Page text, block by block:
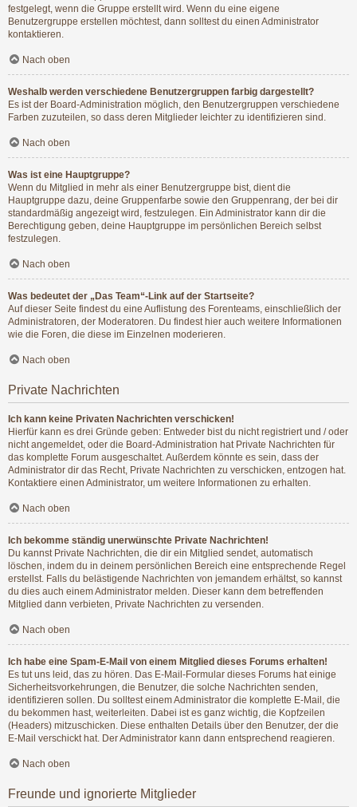
festgelegt, wenn die Gruppe erstellt wird. Wenn du eine eigene
Benutzergruppe erstellen möchtest, dann solltest du einen Administrator
kontaktieren.
Nach oben
Weshalb werden verschiedene Benutzergruppen farbig dargestellt?
Es ist der Board-Administration möglich, den Benutzergruppen verschiedene
Farben zuzuteilen, so dass deren Mitglieder leichter zu identifizieren sind.
Nach oben
Was ist eine Hauptgruppe?
Wenn du Mitglied in mehr als einer Benutzergruppe bist, dient die
Hauptgruppe dazu, deine Gruppenfarbe sowie den Gruppenrang, der bei dir
standardmäßig angezeigt wird, festzulegen. Ein Administrator kann dir die
Berechtigung geben, deine Hauptgruppe im persönlichen Bereich selbst
festzulegen.
Nach oben
Was bedeutet der „Das Team“-Link auf der Startseite?
Auf dieser Seite findest du eine Auflistung des Forenteams, einschließlich der
Administratoren, der Moderatoren. Du findest hier auch weitere Informationen
wie die Foren, die diese im Einzelnen moderieren.
Nach oben
Private Nachrichten
Ich kann keine Privaten Nachrichten verschicken!
Hierfür kann es drei Gründe geben: Entweder bist du nicht registriert und / oder
nicht angemeldet, oder die Board-Administration hat Private Nachrichten für
das komplette Forum ausgeschaltet. Außerdem könnte es sein, dass der
Administrator dir das Recht, Private Nachrichten zu verschicken, entzogen hat.
Kontaktiere einen Administrator, um weitere Informationen zu erhalten.
Nach oben
Ich bekomme ständig unerwünschte Private Nachrichten!
Du kannst Private Nachrichten, die dir ein Mitglied sendet, automatisch
löschen, indem du in deinem persönlichen Bereich eine entsprechende Regel
erstellst. Falls du belästigende Nachrichten von jemandem erhältst, so kannst
du dies auch einem Administrator melden. Dieser kann dem betreffenden
Mitglied dann verbieten, Private Nachrichten zu versenden.
Nach oben
Ich habe eine Spam-E-Mail von einem Mitglied dieses Forums erhalten!
Es tut uns leid, das zu hören. Das E-Mail-Formular dieses Forums hat einige
Sicherheitsvorkehrungen, die Benutzer, die solche Nachrichten senden,
identifizieren sollen. Du solltest einem Administrator die komplette E-Mail, die
du bekommen hast, weiterleiten. Dabei ist es ganz wichtig, die Kopfzeilen
(Headers) mitzuschicken. Diese enthalten Details über den Benutzer, der die
E-Mail verschickt hat. Der Administrator kann dann entsprechend reagieren.
Nach oben
Freunde und ignorierte Mitglieder